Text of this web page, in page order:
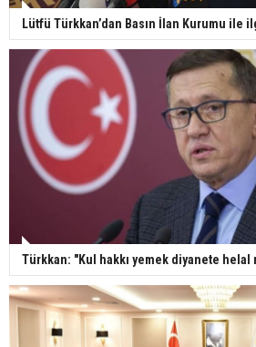
Lütfü Türkkan’dan Basın İlan Kurumu ile
Türkkan: "Kul hakkı yemek diyanete helal